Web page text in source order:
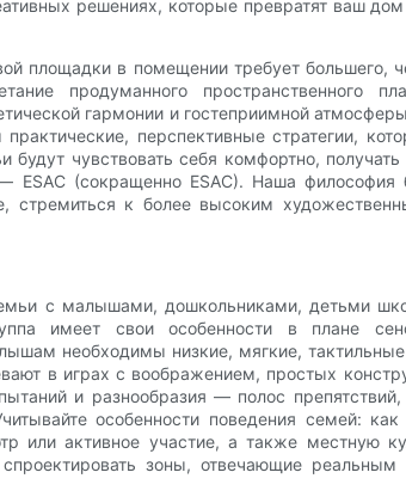
решениях, которые превратят ваш
площадки в помещении требует большего,
продуманного пространственного
гармонии и гостеприимной
перспективные стратегии,
чувствовать себя комфортно,
(сокращенно ESAC). Наша философия
стремиться к более высоким
с малышами, дошкольниками, детьми
имеет свои особенности в плане
необходимы низкие, мягкие,
в играх с воображением, простых
и разнообразия — полос
особенности поведения семей:
или активное участие, а также местную
зоны, отвечающие реальным